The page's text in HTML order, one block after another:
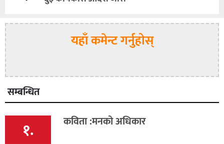
यहाँ कमेन्ट गर्नुहोस्
सम्बन्धित
१. कविता :मनको अधिकार